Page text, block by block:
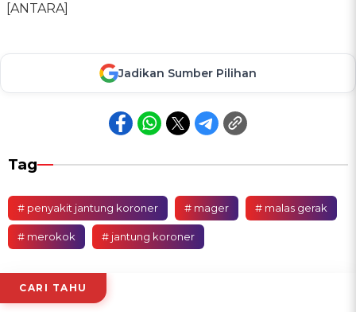
[ANTARA]
Jadikan Sumber Pilihan
Tag
# penyakit jantung koroner # mager # malas gerak
# merokok # jantung koroner
CARI TAHU